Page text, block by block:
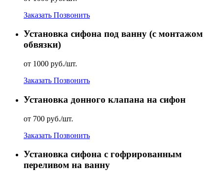
Заказать Позвонить
Установка сифона под ванну (с монтажом
обвязки)
от 1000 руб./шт.
Заказать Позвонить
Установка донного клапана на сифон
от 700 руб./шт.
Заказать Позвонить
Установка сифона с гофрированным
переливом на ванну